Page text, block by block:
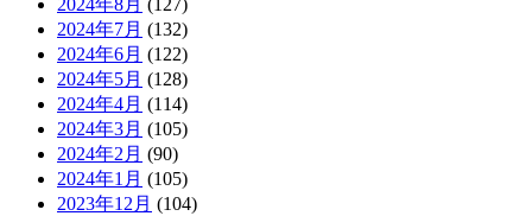
2024年7月 (132)
2024年6月 (122)
2024年5月 (128)
2024年4月 (114)
2024年3月 (105)
2024年2月 (90)
2024年1月 (105)
2023年12月 (104)